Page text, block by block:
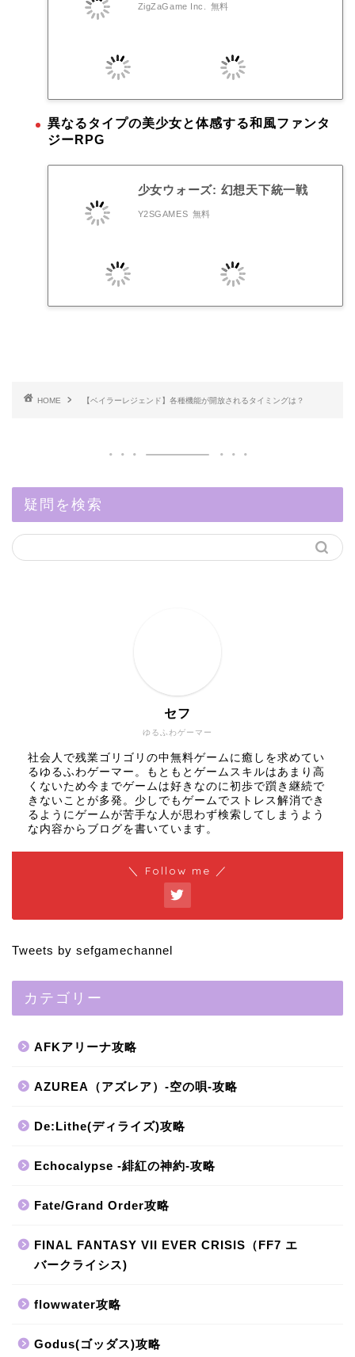
ZigZaGame Inc. 無料
異なるタイプの美少女と体感する和風ファンタ
ジーRPG
少女ウォーズ: 幻想天下統一戦
Y2SGAMES 無料
HOME 【ベイラーレジェンド】各種機能が開放されるタイミングは？
疑問を検索
ゆるふわゲーマー
セフ
社会人で残業ゴリゴリの中無料ゲームに癒しを求めてい
るゆるふわゲーマー。もともとゲームスキルはあまり高
くないため今までゲームは好きなのに初歩で躓き継続で
きないことが多発。少しでもゲームでストレス解消でき
るようにゲームが苦手な人が思わず検索してしまうよう
な内容からブログを書いています。
＼ Follow me ／
Tweets by sefgamechannel
カテゴリー
AFKアリーナ攻略
AZUREA（アズレア）-空の唄-攻略
De:Lithe(ディライズ)攻略
Echocalypse -緋紅の神約-攻略
Fate/Grand Order攻略
FINAL FANTASY VII EVER CRISIS（FF7 エ
バークライシス)
flowwater攻略
Godus(ゴッダス)攻略